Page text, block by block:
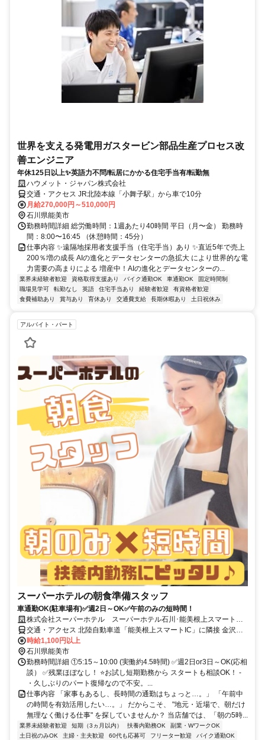
世界を支える発電用ガスタービン部品生産プロセス改
善エンジニア
年休125日以上✨英語力不問/転居にかかる住宅手当有/転勤無
ハウメット・ジャパン株式会社
交通・アクセス JR北陸本線「小舞子駅」から車で10分
月給270,000円～510,000円
石川県能美市
勤務時間詳細 総労働時間：1週あたり40時間 平日（月〜金） 勤務時
間：8:00〜16:45 （休憩時間：45分）
仕事内容 ✨遠隔地採用者支援手当（住宅手当）あり ✨直近5年で売上
200％増の成長 AIの進化とデータセンターの急拡大 により世界的な電
力需要の高まりによる 増産中！AIの進化とデータセンターの...
業界未経験者歓迎 資格取得支援あり バイク通勤OK 車通勤OK
固定時間制
職場見学可
転勤なし 英語 住宅手当あり 経験者歓迎
有資格者歓迎
食費補助あり
賞与あり 育休あり 交通費支給 長期休暇あり 土日祝休み
アルバイト・パート
スーパーホテルの朝食準備スタッフ
車通勤OK(駐車場有)✅週2日～OK✅午前のみの短時間！
株式会社スーパーホテル スーパーホテル石川･能美根上スマートイ
ンター
交通・アクセス 北陸自動車道「能美根上スマートIC」に隣接 金沢市
内より車で30分 ⭐車通勤OK⭐
時給1,100円以上
石川県能美市
勤務時間詳細 ①5:15～10:00 (実働約4.5時間) ✅週2日or3日～OK(応相
談） ✅残業ほぼなし！ ⭐お試し短期勤務から スタートも相談OK！ -
・久しぶりのパート復帰なので不安。...
仕事内容 「家事もあるし、長時間の通勤はちょっと…。」 「午前中
の時間を有効活用したい…。」 だからこそ、 "地元・近場で、朝だけ
無理なく働ける仕事" を探していませんか？ 当店舗では、「朝の5時...
業界未経験者歓迎 短期（3ヵ月以内） 扶養内勤務OK
副業・WワークOK
土日祝のみOK
主婦・主夫歓迎 60代も応募可 フリーター歓迎
バイク通勤OK